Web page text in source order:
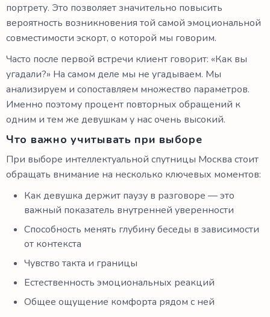
портрету. Это позволяет значительно повысить
вероятность возникновения той самой эмоциональной
совместимости эскорт, о которой мы говорим.
Часто после первой встречи клиент говорит: «Как вы
угадали?» На самом деле мы не угадываем. Мы
анализируем и сопоставляем множество параметров.
Именно поэтому процент повторных обращений к
одним и тем же девушкам у нас очень высокий.
Что важно учитывать при выборе
При выборе интеллектуальной спутницы Москва стоит
обращать внимание на несколько ключевых моментов:
Как девушка держит паузу в разговоре — это
важный показатель внутренней уверенности
Способность менять глубину беседы в зависимости
от контекста
Чувство такта и границы
Естественность эмоциональных реакций
Общее ощущение комфорта рядом с ней